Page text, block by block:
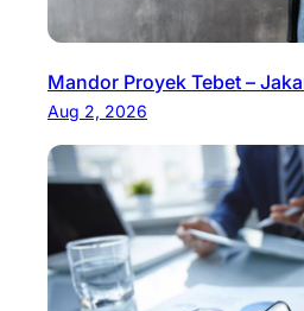
Mandor Proyek Tebet –
Aug 2, 2026